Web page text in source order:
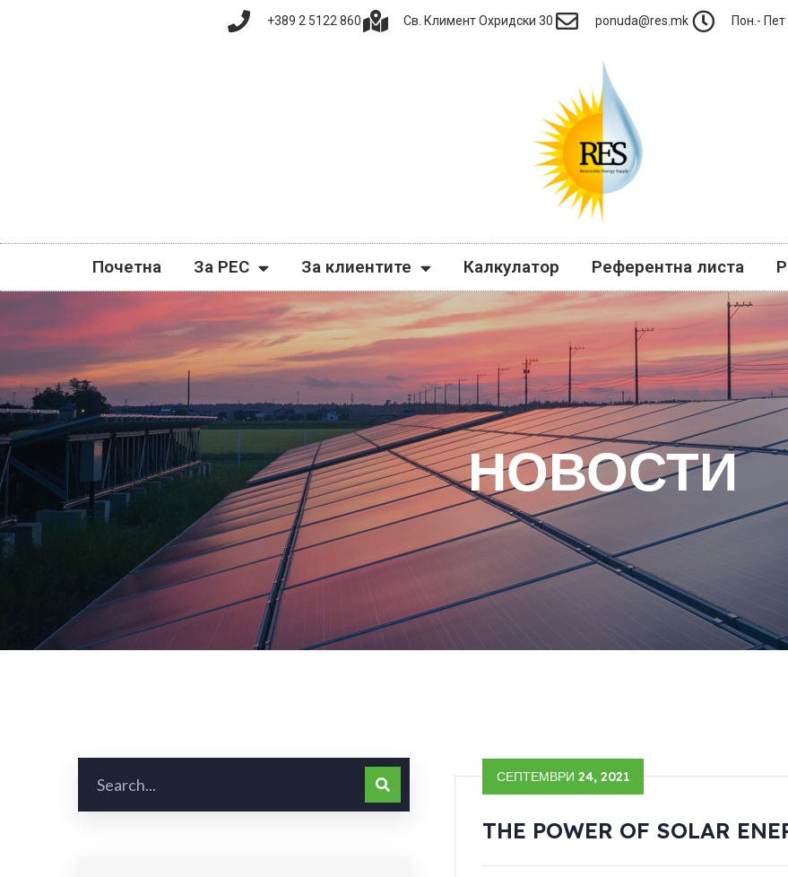
+389 2 5122 860 Св. Климент Охридски 30 ponuda@res.mk Пон.- Пет
Почетна За РЕС За клиентите Калкулатор Референтна листа
НОВОСТИ
СЕПТЕМВРИ 24, 2021
THE POWER OF SOLAR